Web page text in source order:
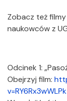
Zobacz też
naukowców z
Odcinek 1:
Obejrzyj film:
v=RY6Rx3wWLPk